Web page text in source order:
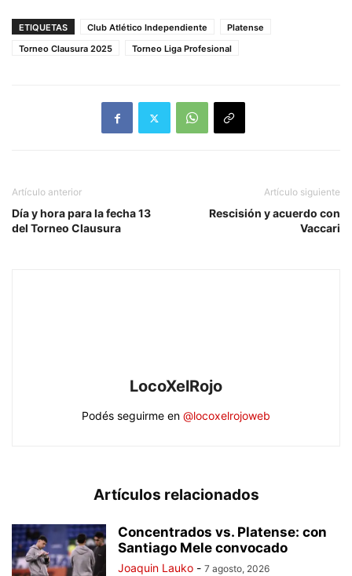
ETIQUETAS Club Atlético Independiente
Platense
Torneo Clausura 2025
Torneo Liga Profesional
Artículo anterior
Día y hora para la fecha 13
del Torneo Clausura
Artículo siguiente
Rescisión y acuerdo con
Vaccari
LocoXelRojo
Podés seguirme en @locoxelrojoweb
Artículos relacionados
Concentrados vs. Platense: con
Santiago Mele convocado
Joaquin Lauko - 7 agosto, 2026